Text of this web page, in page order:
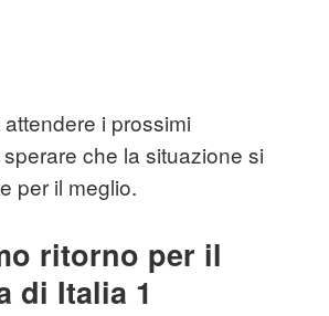
i prossimi
che la situazione si
per il meglio.
ritorno per il
di Italia 1